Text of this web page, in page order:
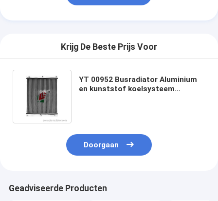
Krijg De Beste Prijs Voor
YT 00952 Busradiator Aluminium
en kunststof koelsysteem
Doorgaan
Geadviseerde Producten